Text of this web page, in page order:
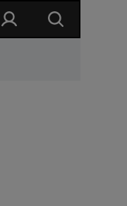
și asta am găsit aici”